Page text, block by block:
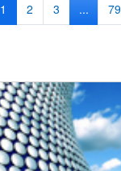
Página
1 Página
2 Página
3 ... 79